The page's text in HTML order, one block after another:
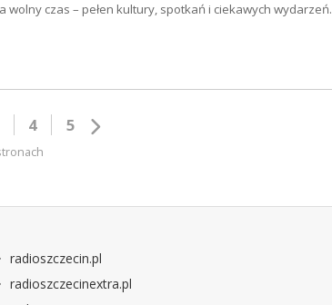
wolny czas – pełen kultury, spotkań i ciekawych wydarzeń.
4 5
radioszczecin.pl
radioszczecinextra.pl